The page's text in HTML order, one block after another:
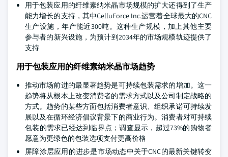
用于包装应用的纤维素纳米晶市场规模的扩大还得到了生产
能力增长的支持，其中CelluForce Inc.运营着全球最大的CNC
生产设施，年产能近300吨。这种生产规模，加上其他主要
参与者的新兴设施，为预计到2034年的市场规模轨迹提供了
支持
用于包装应用的纤维素纳米晶市场趋势
推动市场前进的最显著趋势是可持续包装需求的增加。这一
趋势将从根本上改变消费者的需求方式以及公司制定战略的
方式。趋势的某些方面包括消费者意识、组织承诺可持续发
展以及在循环经济倡议背景下的商业行为。消费者对可持续
包装的需求已经达到临界点；调查显示，超过73%的购物者
愿意为更绿色的包装选项支付更高价格
屏障涂层应用的进步是市场动态中关于CNC的最新关键转变